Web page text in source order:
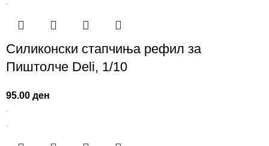
Силиконски стапчиња рефил за
Пиштолче Deli, 1/10
95.00ден